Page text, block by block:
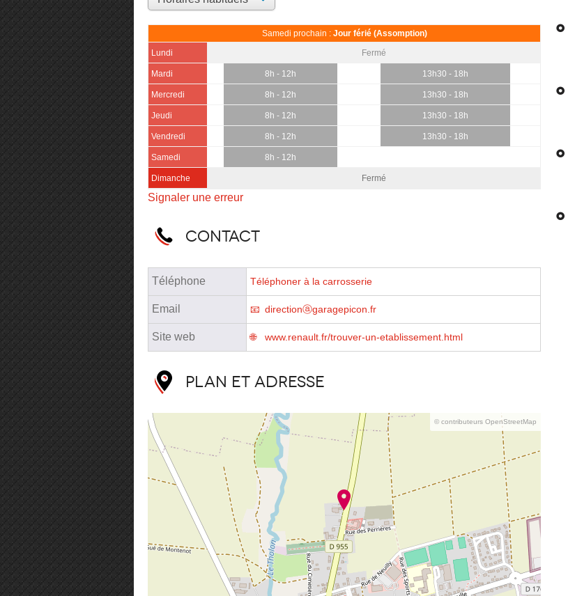
Samedi prochain : Jour férié (Assomption)
Lundi Fermé
Mardi 8h - 12h 13h30 - 18h
Mercredi 8h - 12h 13h30 - 18h
Jeudi 8h - 12h 13h30 - 18h
Vendredi 8h - 12h 13h30 - 18h
Samedi 8h - 12h
Dimanche Fermé
Signaler une erreur
Contact
Téléphone Téléphoner à la carrosserie
Email directionⓐgaragepicon.fr
Site web www.renault.fr/trouver-un-etablissement.html
Plan et adresse
© contributeurs OpenStreetMap